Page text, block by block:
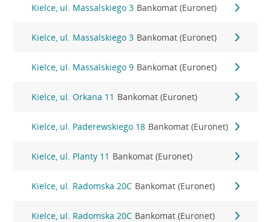
Kielce, ul. Massalskiego 3 Bankomat (Euronet)
Kielce, ul. Massalskiego 3 Bankomat (Euronet)
Kielce, ul. Massalskiego 9 Bankomat (Euronet)
Kielce, ul. Orkana 11 Bankomat (Euronet)
Kielce, ul. Paderewskiego 18 Bankomat (Euronet)
Kielce, ul. Planty 11 Bankomat (Euronet)
Kielce, ul. Radomska 20C Bankomat (Euronet)
Kielce, ul. Radomska 20C Bankomat (Euronet)